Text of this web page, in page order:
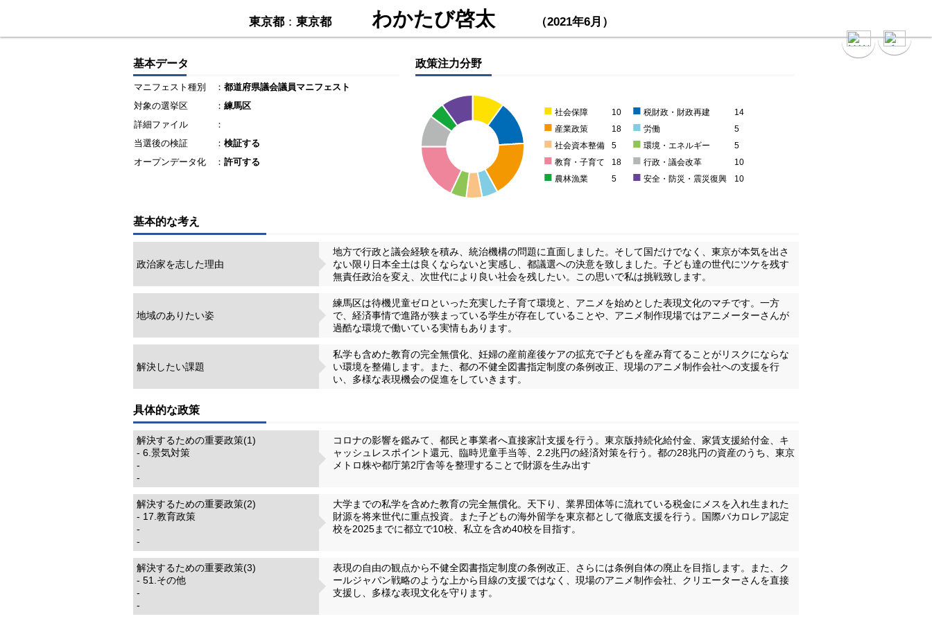
東京都：東京都 わかたび啓太 （2021年6月）
基本データ
マニフェスト種別 ： 都道府県議会議員マニフェスト
対象の選挙区
： 練馬区
詳細ファイル
：
当選後の検証
： 検証する
オープンデータ化
： 許可する
政策注力分野
■ 社会保障 10 ■ 税財政・財政再建 14
■ 産業政策 18 ■ 労働 5
■ 社会資本整備 5 ■ 環境・エネルギー 5
■ 教育・子育て 18 ■ 行政・議会改革 10
■ 農林漁業 5 ■ 安全・防災・震災復興 10
基本的な考え
政治家を志した理由
地方で行政と議会経験を積み、統治機構の問題に直面しました。そして国だけでなく、東京が本気を出さ
ない限り日本全土は良くならないと実感し、都議選への決意を致しました。子ども達の世代にツケを残す
無責任政治を変え、次世代により良い社会を残したい。この思いで私は挑戦致します。
地域のありたい姿
練馬区は待機児童ゼロといった充実した子育て環境と、アニメを始めとした表現文化のマチです。一方
で、経済事情で進路が狭まっている学生が存在していることや、アニメ制作現場ではアニメーターさんが
過酷な環境で働いている実情もあります。
解決したい課題
私学も含めた教育の完全無償化、妊婦の産前産後ケアの拡充で子どもを産み育てることがリスクにならな
い環境を整備します。また、都の不健全図書指定制度の条例改正、現場のアニメ制作会社への支援を行
い、多様な表現機会の促進をしていきます。
具体的な政策
解決するための重要政策(1)
- 6.景気対策
-
-
コロナの影響を鑑みて、都民と事業者へ直接家計支援を行う。東京版持続化給付金、家賃支援給付金、キ
ャッシュレスポイント還元、臨時児童手当等、2.2兆円の経済対策を行う。都の28兆円の資産のうち、東京
メトロ株や都庁第2庁舎等を整理することで財源を生み出す
解決するための重要政策(2)
- 17.教育政策
-
-
大学までの私学を含めた教育の完全無償化。天下り、業界団体等に流れている税金にメスを入れ生まれた
財源を将来世代に重点投資。また子どもの海外留学を東京都として徹底支援を行う。国際バカロレア認定
校を2025までに都立で10校、私立を含め40校を目指す。
解決するための重要政策(3)
- 51.その他
-
-
表現の自由の観点から不健全図書指定制度の条例改正、さらには条例自体の廃止を目指します。また、ク
ールジャパン戦略のような上から目線の支援ではなく、現場のアニメ制作会社、クリエーターさんを直接
支援し、多様な表現文化を守ります。